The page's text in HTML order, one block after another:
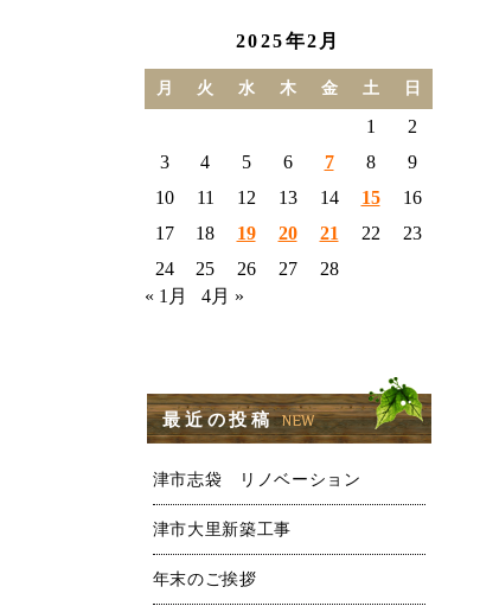
2025年2月
月 火 水 木 金 土 日
1
2
3
4 5 6 7 8
9
10
11 12 13 14 15
16
17
18 19 20 21 22
23
24
25 26 27
28
« 1月
4月 »
最近の投稿
津市志袋 リノベーション
津市大里新築工事
年末のご挨拶